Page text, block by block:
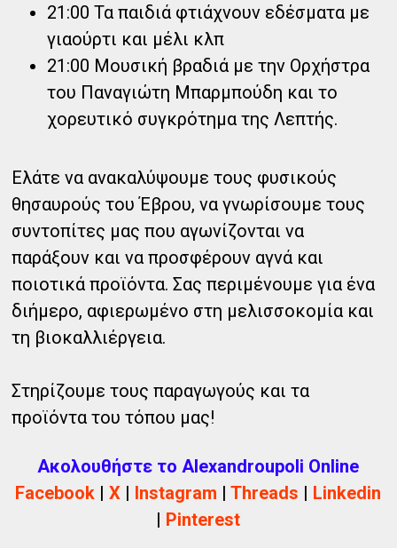
21:00 Τα παιδιά φτιάχνουν εδέσματα με
γιαούρτι και μέλι κλπ
21:00 Μουσική βραδιά με την Ορχήστρα
του Παναγιώτη Μπαρμπούδη και το
χορευτικό συγκρότημα της Λεπτής.
Ελάτε να ανακαλύψουμε τους φυσικούς
θησαυρούς του Έβρου, να γνωρίσουμε τους
συντοπίτες μας που αγωνίζονται να
παράξουν και να προσφέρουν αγνά και
ποιοτικά προϊόντα. Σας περιμένουμε για ένα
διήμερο, αφιερωμένο στη μελισσοκομία και
τη βιοκαλλιέργεια.
Στηρίζουμε τους παραγωγούς και τα
προϊόντα του τόπου μας!
Ακολουθήστε το Alexandroupoli Online
Facebook |X | Instagram |Threads | Linkedin
| Pinterest